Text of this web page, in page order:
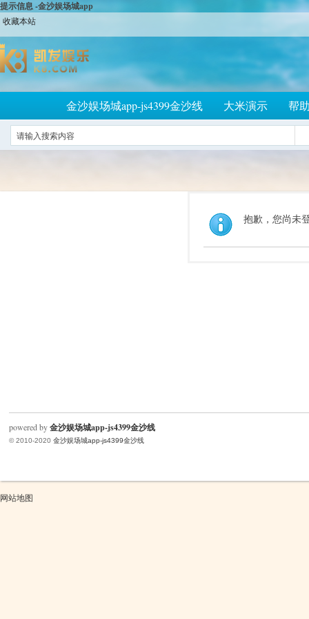
提示信息 -金沙娱场城app
收藏本站
金沙娱场城app-js4399金沙线 大米演示 帮
抱歉，您尚未
powered by金沙娱场城app-js4399金沙线
© 2010-2020 金沙娱场城app-js4399金沙线
网站地图